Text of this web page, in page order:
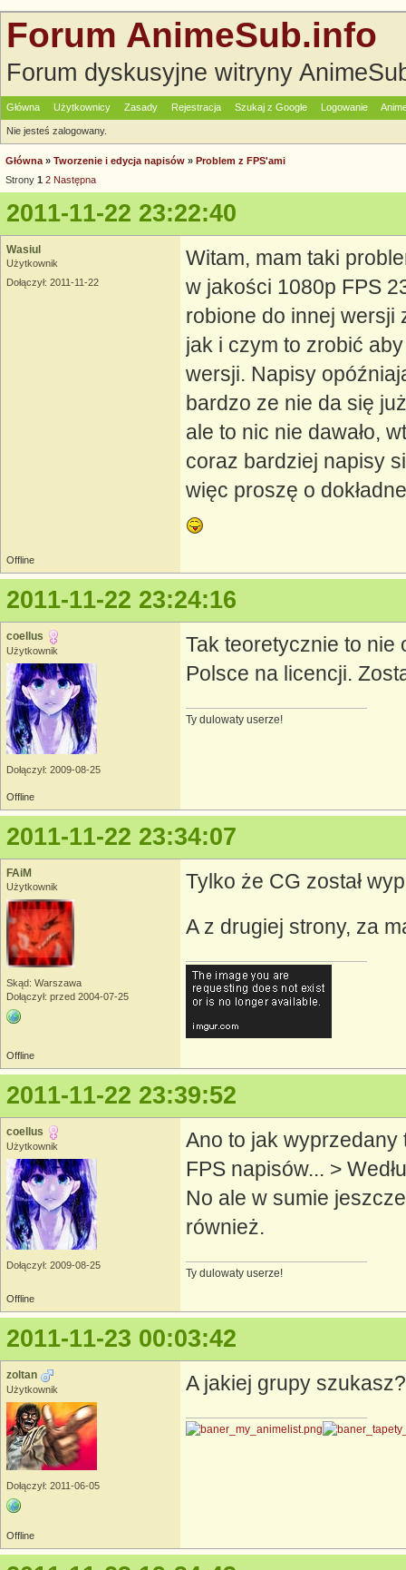
Forum AnimeSub.info
Forum dyskusyjne witryny
Główna Użytkownicy Zasady Rejestracja Szukaj z Google Logowanie
Nie jesteś zalogowany.
Główna » Tworzenie i edycja napisów » Problem z FPS'ami
Strony 1 2 Następna
2011-11-22 23:22:40
Wasiul
Użytkownik
Dołączył: 2011-11-22
Witam, mam taki
w jakości 1080p FPS
robione do innej wersji
jak i czym to zrobić
wersji. Napisy
bardzo ze nie da się
ale to nic nie dawało,
coraz bardziej napisy
więc proszę o
Offline
2011-11-22 23:24:16
coellus
Użytkownik
Dołączył: 2009-08-25
Tak teoretycznie to nie
Polsce na licencji.
Ty dulowaty userze!
Offline
2011-11-22 23:34:07
FAiM
Użytkownik
Skąd: Warszawa
Dołączył: przed 2004-07-25
Tylko że CG został
A z drugiej strony, za
Offline
2011-11-22 23:39:52
coellus
Użytkownik
Dołączył: 2009-08-25
Ano to jak wyprzedany
FPS napisów... >
No ale w sumie
również.
Ty dulowaty userze!
Offline
2011-11-23 00:03:42
zoltan
Użytkownik
Dołączył: 2011-06-05
A jakiej grupy
Offline